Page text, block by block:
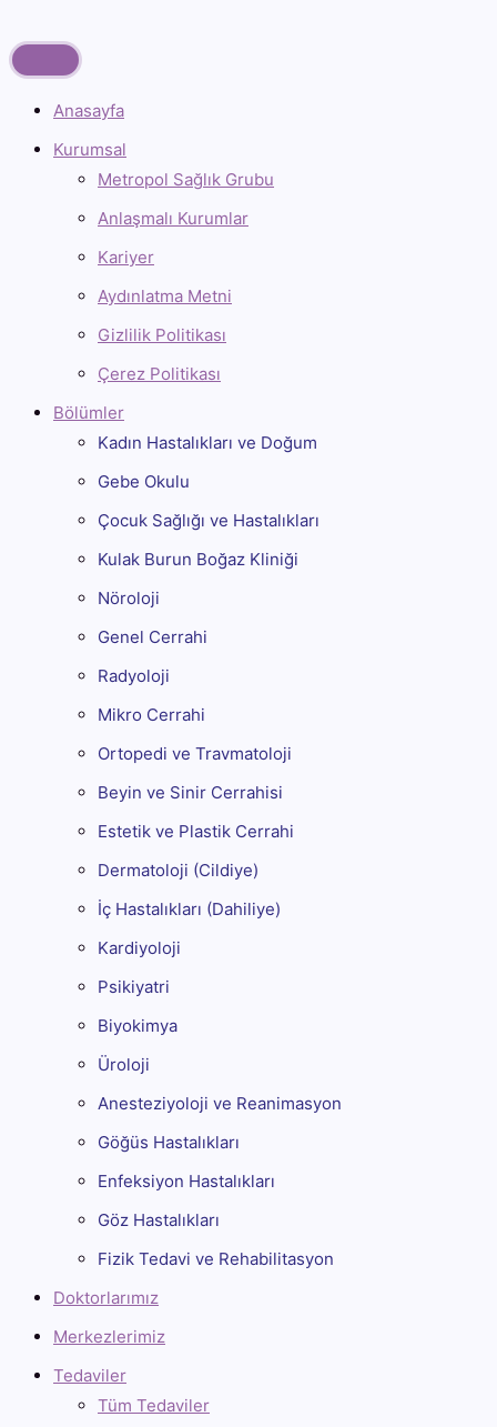
atla
Anasayfa
Kurumsal
Metropol Sağlık Grubu
Anlaşmalı Kurumlar
Kariyer
Aydınlatma Metni
Gizlilik Politikası
Çerez Politikası
Bölümler
Kadın Hastalıkları ve Doğum
Gebe Okulu
Çocuk Sağlığı ve Hastalıkları
Kulak Burun Boğaz Kliniği
Nöroloji
Genel Cerrahi
Radyoloji
Mikro Cerrahi
Ortopedi ve Travmatoloji
Beyin ve Sinir Cerrahisi
Estetik ve Plastik Cerrahi
Dermatoloji (Cildiye)
İç Hastalıkları (Dahiliye)
Kardiyoloji
Psikiyatri
Biyokimya
Üroloji
Anesteziyoloji ve Reanimasyon
Göğüs Hastalıkları
Enfeksiyon Hastalıkları
Göz Hastalıkları
Fizik Tedavi ve Rehabilitasyon
Doktorlarımız
Merkezlerimiz
Tedaviler
Tüm Tedaviler